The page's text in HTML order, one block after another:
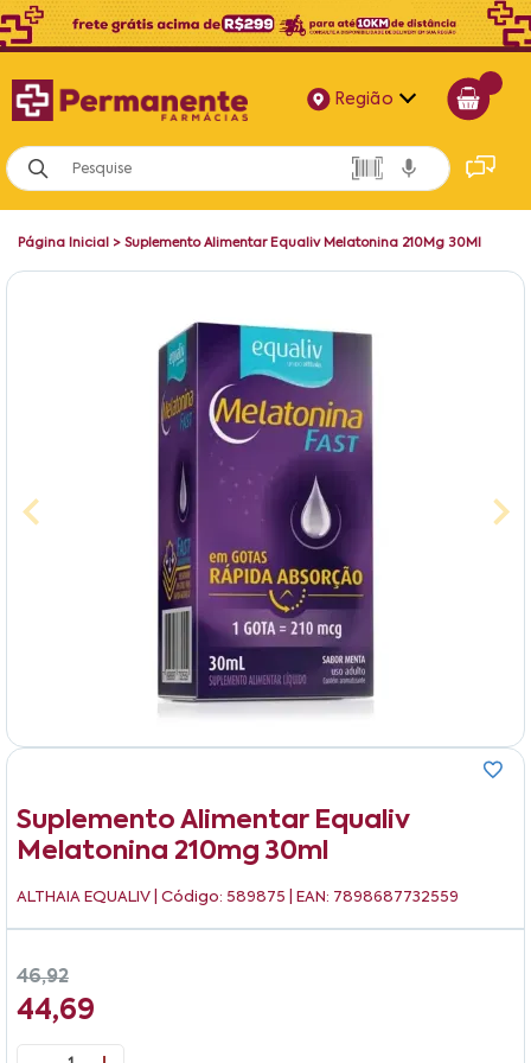
Região
Alagoas
Bahia
Página Inicial > Suplemento Alimentar Equaliv Melatonina 210Mg 30Ml
Suplemento Alimentar Equaliv
Melatonina 210mg 30ml
ALTHAIA EQUALIV | Código: 589875 | EAN: 7898687732559
46,92
44,69